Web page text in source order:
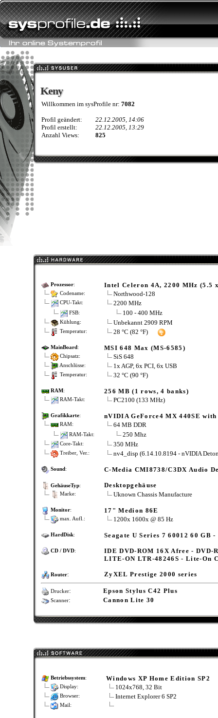
Keny
Keny
Willkommen im sysProfile nr: 7082
Profil geändert:
22.12.2005, 14:06
Profil erstellt:
22.12.2005, 13:29
Anzahl Views:
825
Prozessor: Intel Celeron 4A, 2200 MHz (5.5
Codename: Northwood-128
CPU-Takt: 2200 MHz
FSB: 100 - 400 MHz
Kühlung: Unbekannt 2909 RPM
Temperatur: 28 °C (82 °F)
MainBoard: MSI 648 Max (MS-6585)
Chipsatz: SiS 648
Anschlüsse: 1x AGP, 6x PCI, 6x USB
Temperatur: 32 °C (90 °F)
RAM: 256 MB (1 rows, 4 banks)
RAM-Takt: PC2100 (133 MHz)
Grafikkarte: nVIDIA GeForce4 MX 440SE
RAM: 64 MB DDR
RAM-Takt: 250 Mhz
Core-Takt: 350 MHz
Treiber, Ver.: nv4_disp (6.14.10.8194 - nVIDIA
Sound: C-Media CMI8738/C3DX Audio
GehäuseTyp: Desktopgehäuse
Marke: Uknown Chassis Manufacture
Monitor: 17" Medion 86E
max. Aufl.: 1200x 1600x @ 85 Hz
HardDisk: Seagate U Series 7 60012 60 GB
CD / DVD:
IDE DVD-ROM 16X Afree - DVD-
LITE-ON LTR-48246S - Lite-On
Router: ZyXEL Prestige 2000 series
Drucker: Epson Stylus C42 Plus
Scanner: Cannon Lite 30
Betriebssystem: Windows XP Home Edition SP2
Display: 1024x768, 32 Bit
Browser: Internet Explorer 6 SP2
Mail: